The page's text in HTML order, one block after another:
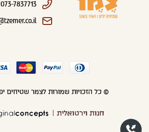
073-7837713
© כל הזכויות שמורות לצמר שטיחים
חנות וירטואלית